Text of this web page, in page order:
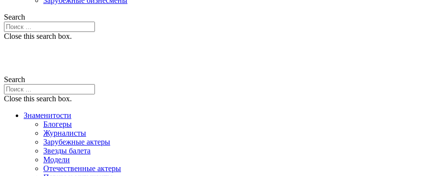
Search
Close this search box.
Search
Close this search box.
Знаменитости
Блогеры
Журналисты
Зарубежные актеры
Звезды балета
Модели
Отечественные актеры